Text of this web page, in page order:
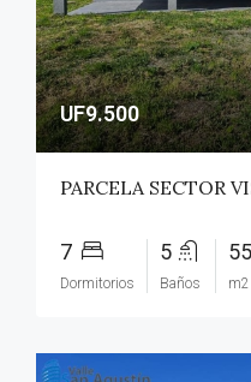
UF9.500
PARCELA SECTOR
7
Dormitorios
5
Baños m2